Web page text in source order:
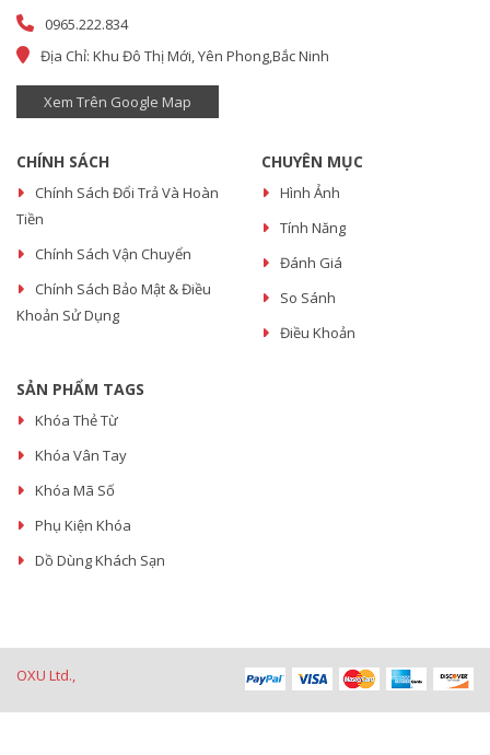
0965.222.834
Địa Chỉ: Khu Đô Thị Mới, Yên Phong,Bắc Ninh
Xem Trên Google Map
CHÍNH SÁCH
Chính Sách Đổi Trả Và Hoàn
Tiền
Chính Sách Vận Chuyển
Chính Sách Bảo Mật & Điều
Khoản Sử Dụng
CHUYÊN MỤC
Hình Ảnh
Tính Năng
Đánh Giá
So Sánh
Điều Khoản
SẢN PHẨM TAGS
Khóa Thẻ Từ
Khóa Vân Tay
Khóa Mã Số
Phụ Kiện Khóa
Dồ Dùng Khách Sạn
OXU Ltd.,